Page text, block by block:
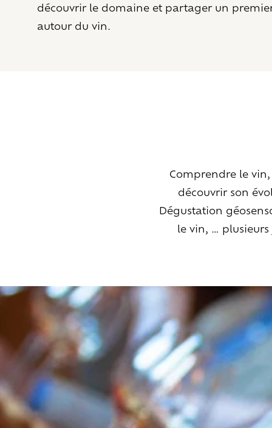
découvrir le domaine et partager un
autour du vin.
Comprendre le
découvrir son
Dégustation
le vin, …